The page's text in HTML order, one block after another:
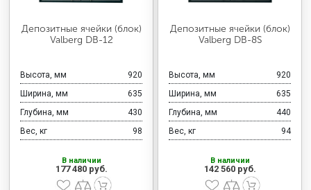
Депозитные ячейки (блок)
Valberg DB-12
Высота, мм
920
Ширина, мм
635
Глубина, мм
430
Вес, кг
98
В наличии
177 480 руб.
Депозитные ячейки (блок)
Valberg DB-8S
Высота, мм
920
Ширина, мм
635
Глубина, мм
440
Вес, кг
94
В наличии
142 560 руб.